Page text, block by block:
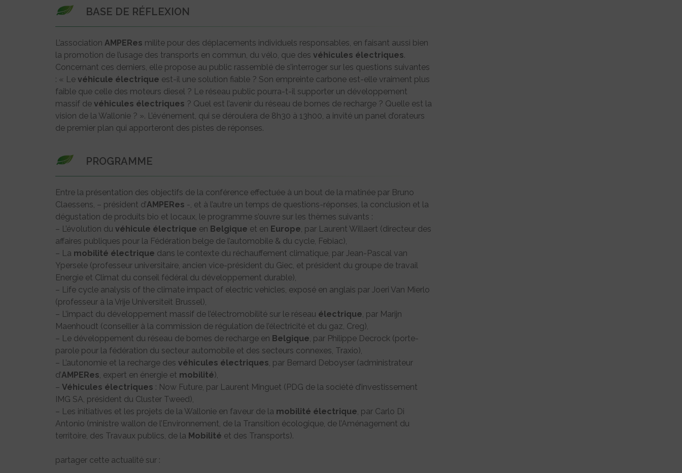
BASE DE RÉFLEXION
L’association AMPERes milite pour des déplacements individuels responsables, en faisant aussi bien
la promotion de l’usage des transports en commun, du vélo, que des véhicules électriques.
Concernant ces derniers, elle propose au public rassemblé de s’interroger sur les questions suivantes
: « Le véhicule électrique est-il une solution fiable ? Son empreinte carbone est-elle vraiment plus
faible que celle des moteurs diesel ? Le réseau public pourra-t-il supporter un développement
massif de véhicules électriques ? Quel est l’avenir du réseau de bornes de recharge ? Quelle est la
vision de la Wallonie ? ». L’événement, qui se déroulera de 8h30 à 13h00, a invité un panel d’orateurs
de premier plan qui apporteront des pistes de réponses.
PROGRAMME
Entre la présentation des objectifs de la conférence effectuée à un bout de la matinée par Bruno
Claessens, – président d’AMPERes -, et à l’autre un temps de questions-réponses, la conclusion et la
dégustation de produits bio et locaux, le programme s’ouvre sur les thèmes suivants :
– L’évolution du véhicule électrique en Belgique et en Europe , par Laurent Willaert (directeur des
affaires publiques pour la Fédération belge de l’automobile & du cycle, Febiac),
– La mobilité électrique dans le contexte du réchauffement climatique, par Jean-Pascal van
Ypersele (professeur universitaire, ancien vice-président du Giec, et président du groupe de travail
Energie et Climat du conseil fédéral du développement durable),
– Life cycle analysis of the climate impact of electric vehicles, exposé en anglais par Joeri Van Mierlo
(professeur à la Vrije Universiteit Brussel),
– L’impact du développement massif de l’électromobilité sur le réseau électrique , par Marijn
Maenhoudt (conseiller à la commission de régulation de l’électricité et du gaz, Creg),
– Le développement du réseau de bornes de recharge en Belgique , par Philippe Decrock (porte-
parole pour la fédération du secteur automobile et des secteurs connexes, Traxio),
– L’autonomie et la recharge des véhicules électriques , par Bernard Deboyser (administrateur
d’AMPERes , expert en énergie et mobilité),
– Véhicules électriques : Now Future, par Laurent Minguet (PDG de la société d’investissement
IMG SA, président du Cluster Tweed),
– Les initiatives et les projets de la Wallonie en faveur de la mobilité électrique , par Carlo Di
Antonio (ministre wallon de l’Environnement, de la Transition écologique, de l’Aménagement du
territoire, des Travaux publics, de la Mobilité et des Transports).
partager cette actualité sur :